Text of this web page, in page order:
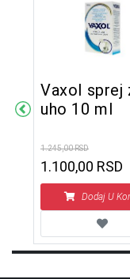
Vaxol sprej
uho 10 ml
1.245,00 RSD
1.100,00 RSD
Dodaj U